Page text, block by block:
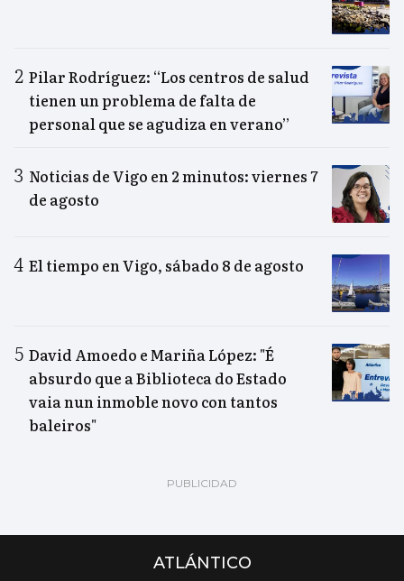
Pilar Rodríguez: “Los centros de salud
tienen un problema de falta de
personal que se agudiza en verano”
Noticias de Vigo en 2 minutos: viernes 7
de agosto
El tiempo en Vigo, sábado 8 de agosto
David Amoedo e Mariña López: "É
absurdo que a Biblioteca do Estado
vaia nun inmoble novo con tantos
baleiros"
ATLÁNTICO